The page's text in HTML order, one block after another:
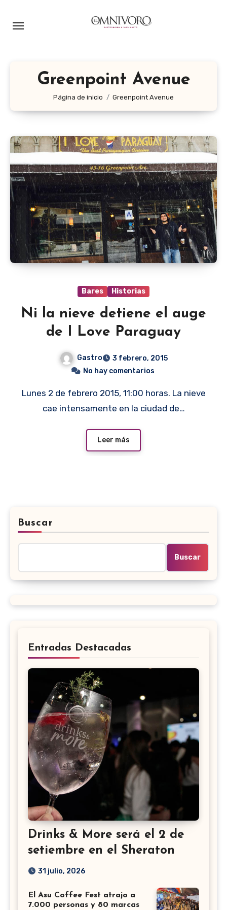
Greenpoint Avenue
Página de inicio Greenpoint Avenue
Bares Historias
Ni la nieve detiene el auge
de I Love Paraguay
Gastro
3 febrero, 2015
No hay comentarios
Lunes 2 de febrero 2015, 11:00 horas. La nieve
cae intensamente en la ciudad de…
Leer más
Buscar
Buscar
Entradas Destacadas
Drinks & More será el 2 de
setiembre en el Sheraton
31 julio, 2026
El Asu Coffee Fest atrajo a
7.000 personas y 80 marcas